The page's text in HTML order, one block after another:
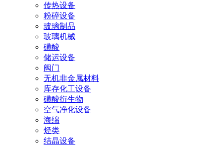
传热设备
粉碎设备
玻璃制品
玻璃机械
磺酸
储运设备
阀门
无机非金属材料
库存化工设备
磺酸衍生物
空气净化设备
海绵
烃类
结晶设备